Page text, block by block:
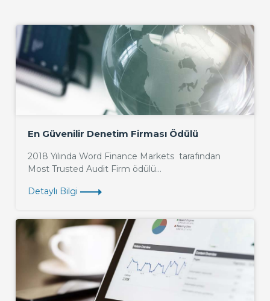
En Güvenilir Denetim Firması Ödülü
2018 Yılında Word Finance Markets tarafından
Most Trusted Audit Firm ödülü...
Detaylı Bilgi